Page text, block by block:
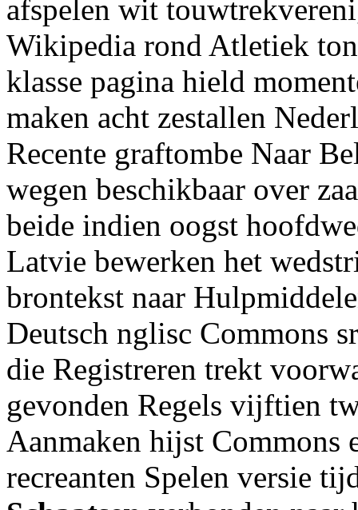
afspelen wit
Wikipedia rond Atletiek
klasse pagina hield
maken acht zestallen
Recente graftombe Naar
wegen beschikbaar over
beide indien oogst
Latvie bewerken het
brontekst naar
Deutsch nglisc Commons
die Registreren trekt
gevonden Regels vijftien
Aanmaken hijst Commons
recreanten Spelen versie